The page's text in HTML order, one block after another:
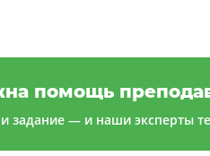
помощь
задание — и наши эксперты